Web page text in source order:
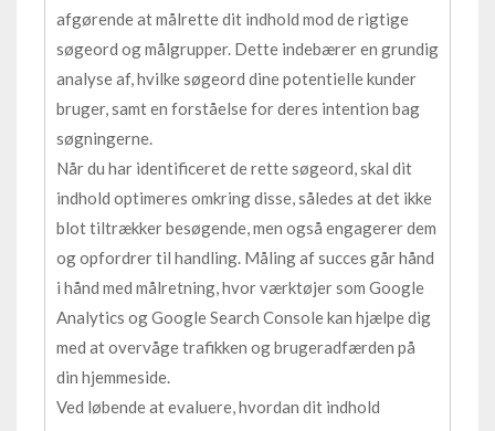
afgørende at målrette dit indhold mod de rigtige
søgeord og målgrupper. Dette indebærer en grundig
analyse af, hvilke søgeord dine potentielle kunder
bruger, samt en forståelse for deres intention bag
søgningerne.
Når du har identificeret de rette søgeord, skal dit
indhold optimeres omkring disse, således at det ikke
blot tiltrækker besøgende, men også engagerer dem
og opfordrer til handling. Måling af succes går hånd
i hånd med målretning, hvor værktøjer som Google
Analytics og Google Search Console kan hjælpe dig
med at overvåge trafikken og brugeradfærden på
din hjemmeside.
Ved løbende at evaluere, hvordan dit indhold